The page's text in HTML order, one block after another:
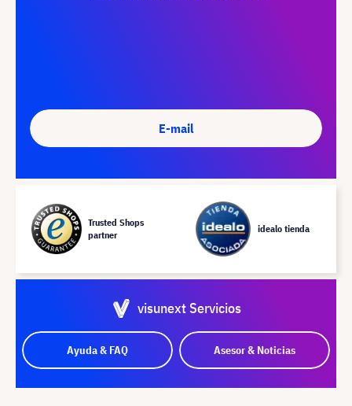
E-mail
Trusted Shops
partner
idealo tienda
visunext Servicios
Ayuda & FAQ Asesor & Noticias